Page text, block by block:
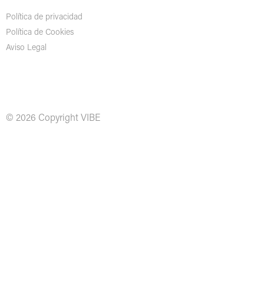
Política de privacidad
Política de Cookies
Aviso Legal
© 2026 Copyright VIBE